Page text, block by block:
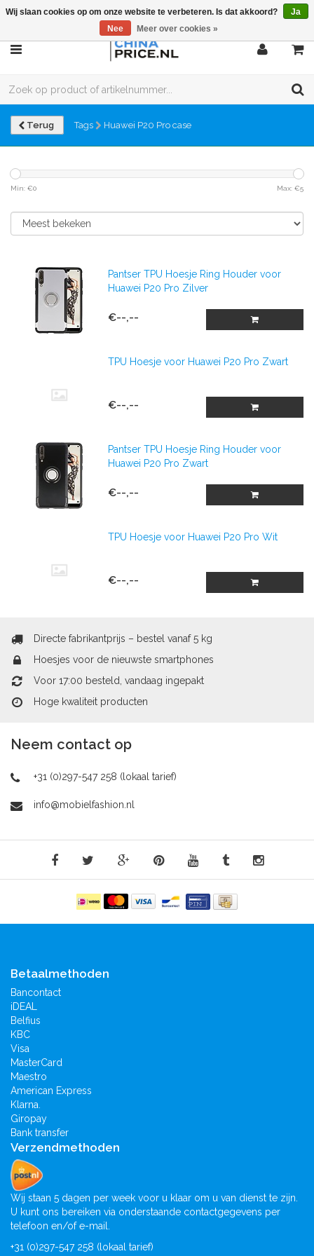
Terug Tags Huawei P20 Pro case
Min: €0 Max: €5
Pantser TPU Hoesje Ring Houder voor
Huawei P20 Pro Zilver
€--,--
TPU Hoesje voor Huawei P20 Pro Zwart
€--,--
Pantser TPU Hoesje Ring Houder voor
Huawei P20 Pro Zwart
€--,--
TPU Hoesje voor Huawei P20 Pro Wit
€--,--
Directe fabrikantprijs – bestel vanaf 5 kg
Hoesjes voor de nieuwste smartphones
Voor 17:00 besteld, vandaag ingepakt
Hoge kwaliteit producten
Neem contact op
+31 (0)297-547 258 (lokaal tarief)
info@mobielfashion.nl
Betaalmethoden
Bancontact
iDEAL
Belfius
KBC
Visa
MasterCard
Maestro
American Express
Klarna.
Giropay
Bank transfer
Verzendmethoden
Wij staan 5 dagen per week voor u klaar om u van dienst te zijn.
U kunt ons bereiken via onderstaande contactgegevens per
telefoon en/of e-mail.
+31 (0)297-547 258 (lokaal tarief)
Wij slaan cookies op om onze website te verbeteren. Is dat akkoord?
Ja
Nee
Meer over cookies »